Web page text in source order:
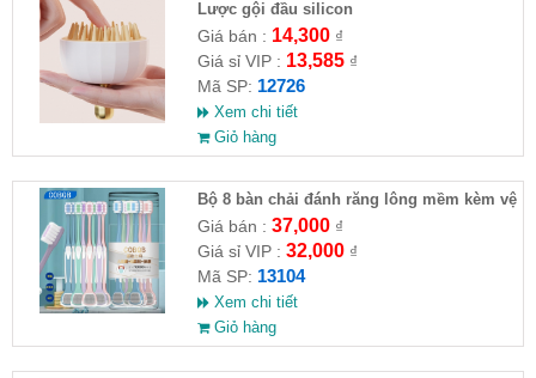
Lược gội đầu silicon
Giá bán : 14,300₫
Giá sỉ VIP : 13,585₫
Mã SP: 12726
Xem chi tiết
Giỏ hàng
Bộ 8 bàn chải đánh răng lông mềm kèm vệ
sinh lưỡi
Giá bán : 37,000₫
Giá sỉ VIP : 32,000₫
Mã SP: 13104
Xem chi tiết
Giỏ hàng